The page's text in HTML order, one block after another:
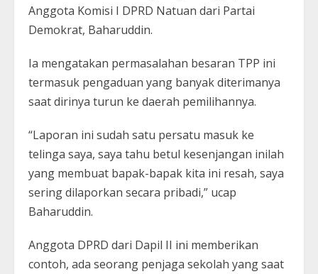
Anggota Komisi I DPRD Natuan dari Partai
Demokrat, Baharuddin.
Ia mengatakan permasalahan besaran TPP ini
termasuk pengaduan yang banyak diterimanya
saat dirinya turun ke daerah pemilihannya.
“Laporan ini sudah satu persatu masuk ke
telinga saya, saya tahu betul kesenjangan inilah
yang membuat bapak-bapak kita ini resah, saya
sering dilaporkan secara pribadi,” ucap
Baharuddin.
Anggota DPRD dari Dapil II ini memberikan
contoh, ada seorang penjaga sekolah yang saat